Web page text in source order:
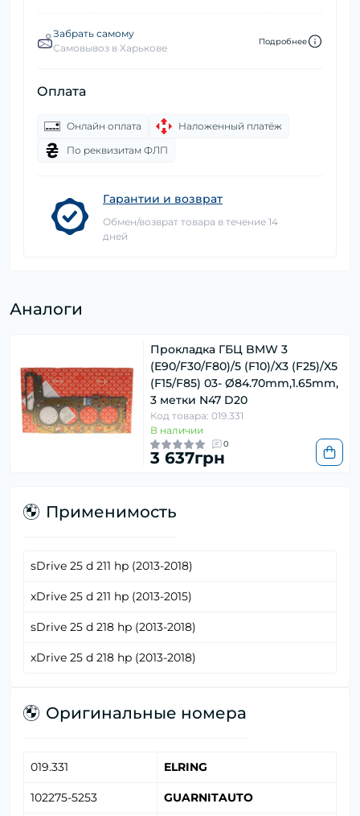
Забрать самому
Самовывоз в Харькове
Подробнее
Оплата
Онлайн оплата
Наложенный платёж
По реквизитам ФЛП
Гарантии и возврат
Обмен/возврат товара в течение 14
дней
Аналоги
Прокладка ГБЦ BMW 3
(E90/F30/F80)/5 (F10)/X3 (F25)/X5
(F15/F85) 03- Ø84.70mm,1.65mm,
3 метки N47 D20
Код товара: 019.331
В наличии
0
3 637грн
Применимость
sDrive 25 d 211 hp (2013-2018)
xDrive 25 d 211 hp (2013-2015)
sDrive 25 d 218 hp (2013-2018)
xDrive 25 d 218 hp (2013-2018)
Оригинальные номера
019.331 ELRING
102275-5253 GUARNITAUTO